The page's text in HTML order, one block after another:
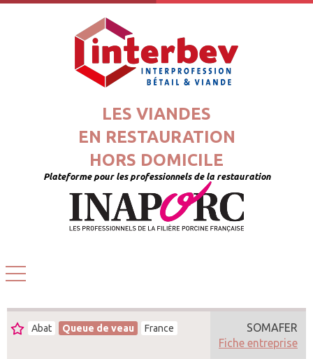
LES VIANDES
EN RESTAURATION
HORS DOMICILE
Plateforme pour les professionnels de la restauration
Abat Queue de veau France
SOMAFER
Fiche entreprise